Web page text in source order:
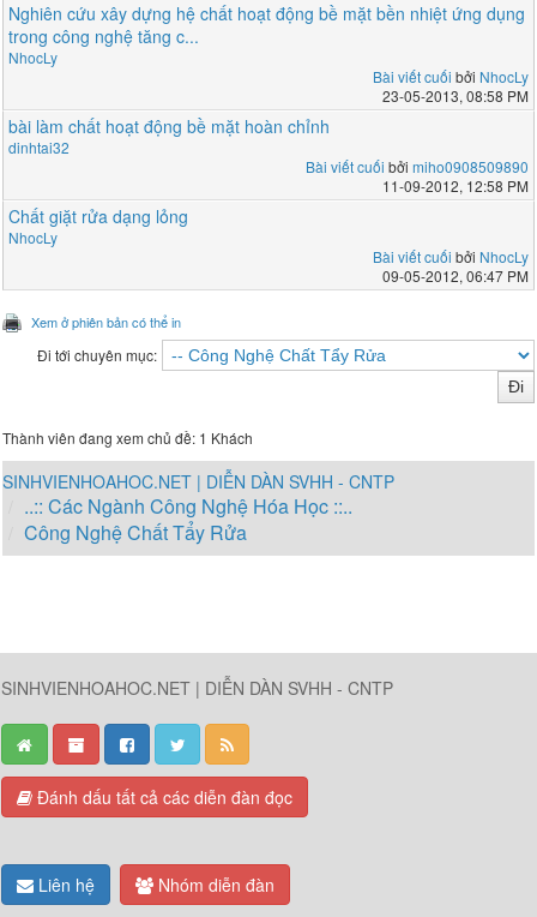
Nghiên cứu xây dựng hệ chất hoạt động bề mặt bền nhiệt ứng dụng
trong công nghệ tăng c...
NhocLy
Bài viết cuối bởi NhocLy
23-05-2013, 08:58 PM
bài làm chất hoạt động bề mặt hoàn chỉnh
dinhtai32
Bài viết cuối bởi miho0908509890
11-09-2012, 12:58 PM
Chất giặt rửa dạng lỏng
NhocLy
Bài viết cuối bởi NhocLy
09-05-2012, 06:47 PM
Xem ở phiên bản có thể in
Đi tới chuyên mục:
Thành viên đang xem chủ đề: 1 Khách
SINHVIENHOAHOC.NET | DIỄN DÀN SVHH - CNTP
..:: Các Ngành Công Nghệ Hóa Học ::..
Công Nghệ Chất Tẩy Rửa
SINHVIENHOAHOC.NET | DIỄN DÀN SVHH - CNTP
Đánh dấu tất cả các diễn đàn đọc
Liên hệ Nhóm diễn đàn